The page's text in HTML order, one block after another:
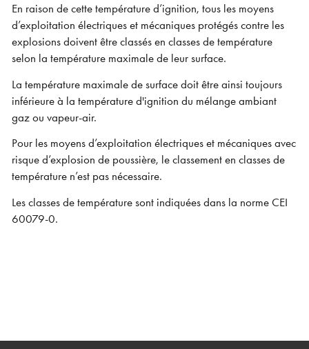
En raison de cette température d’ignition, tous les moyens
d’exploitation électriques et mécaniques protégés contre les
explosions doivent être classés en classes de température
selon la température maximale de leur surface.
La température maximale de surface doit être ainsi toujours
inférieure à la température d'ignition du mélange ambiant
gaz ou vapeur-air.
Pour les moyens d’exploitation électriques et mécaniques avec
risque d’explosion de poussière, le classement en classes de
température n’est pas nécessaire.
Les classes de température sont indiquées dans la norme CEI
60079-0.